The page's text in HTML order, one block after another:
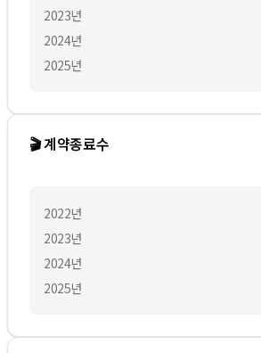
2023년
2024년
2025년
🎬 계약종료수
2022년
2023년
2024년
2025년